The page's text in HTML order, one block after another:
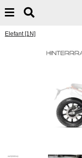
Elefant [1N]